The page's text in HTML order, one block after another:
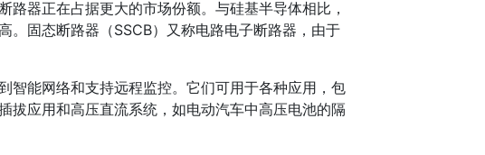
器正在占据更大的市场份额。与硅基半导体相比，
。固态断路器（SSCB）又称电路电子断路器，由于
智能网络和支持远程监控。它们可用于各种应用，包
拔应用和高压直流系统，如电动汽车中高压电池的隔